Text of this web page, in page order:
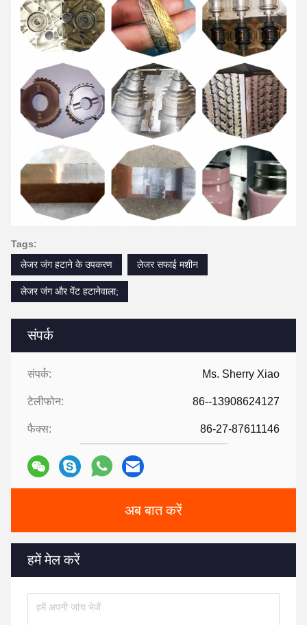
संपर्क
संपर्क: Ms. Sherry Xiao
टेलीफोन: 86--13908624127
फैक्स: 86-27-87611146
अब बात करें
हमें मेल करें
Tags:
लेजर जंग हटाने के उपकरण
लेजर सफाई मशीन
लेजर जंग और पेंट हटानेवाला;